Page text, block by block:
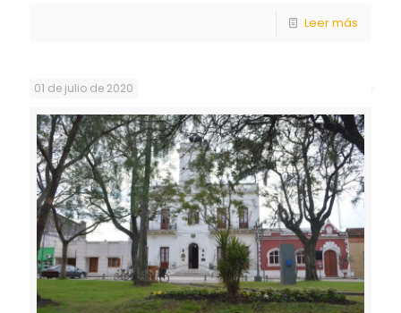
Leer más
01 de julio de 2020